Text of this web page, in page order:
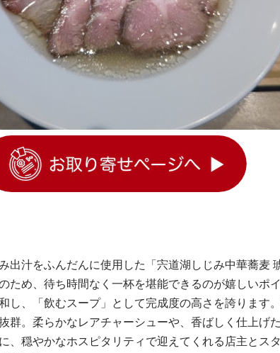
出汁をふんだんに使用した「宍道湖しじみ中華蕎麦
ため、待ち時間なく一杯を堪能できるのが嬉しいポ
し、「飲むスープ」として完成度の高さを誇ります
群。柔らかなレアチャーシューや、香ばしく仕上げ
、穏やかなホスピタリティで迎えてくれる店主とス